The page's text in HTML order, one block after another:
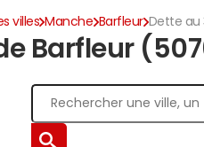
villes Manche Barfleur Dette au
Barfleur